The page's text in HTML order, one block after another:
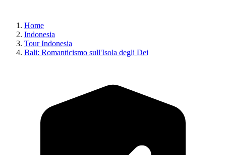
Home
Indonesia
Tour Indonesia
Bali: Romanticismo sull'Isola degli Dei